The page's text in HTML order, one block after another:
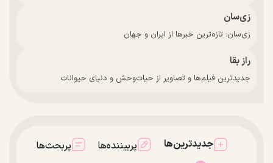
زی‌سان
زی‌سان: تازه‌ترین خبرها از ایران و جهان
راز بقا
جدیدترین فیلم‌ها و تصاویر از حیات‌وحش و دنیای حیوانات
جدیدترین‌ها پربیننده‌ها پربحث‌ها